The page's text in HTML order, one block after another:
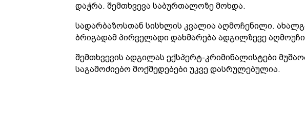
დაჭრა. შემთხვევა საბურთალოზე მოხდა.
სადარბაზოსთან სისხლის კვალია აღმოჩენილი.
ბრიგადამ პირველადი დახმარება ადგილზევე
შემთხვევის ადგილას ექსპერტ-კრიმინალისტები
საგამოძიებო მოქმედებები უკვე დასრულებულია.